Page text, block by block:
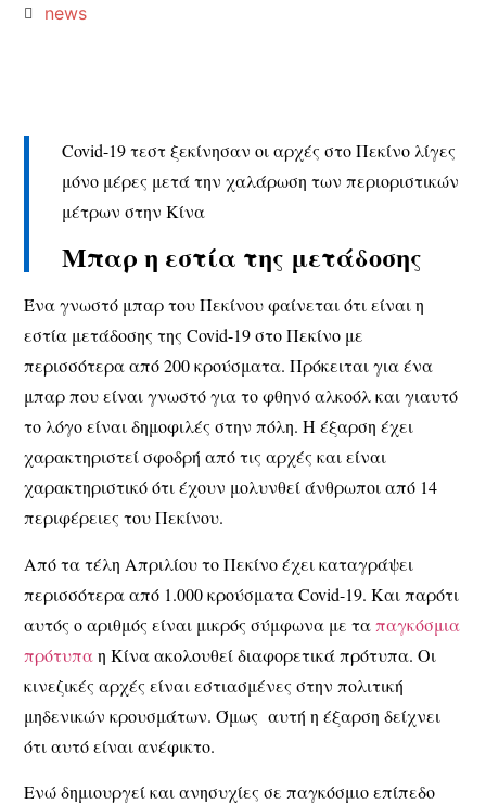
news
Covid-19 τεστ ξεκίνησαν οι αρχές στο Πεκίνο λίγες
μόνο μέρες μετά την χαλάρωση των περιοριστικών
μέτρων στην Κίνα
Μπαρ η εστία της μετάδοσης
Ένα γνωστό μπαρ του Πεκίνου φαίνεται ότι είναι η
εστία μετάδοσης της Covid-19 στο Πεκίνο με
περισσότερα από 200 κρούσματα. Πρόκειται για ένα
μπαρ που είναι γνωστό για το φθηνό αλκοόλ και γιαυτό
το λόγο είναι δημοφιλές στην πόλη. Η έξαρση έχει
χαρακτηριστεί σφοδρή από τις αρχές και είναι
χαρακτηριστικό ότι έχουν μολυνθεί άνθρωποι από 14
περιφέρειες του Πεκίνου.
Από τα τέλη Απριλίου το Πεκίνο έχει καταγράψει
περισσότερα από 1.000 κρούσματα Covid-19. Και παρότι
αυτός ο αριθμός είναι μικρός σύμφωνα με ταπαγκόσμια
πρότυπαη Κίνα ακολουθεί διαφορετικά πρότυπα. Οι
κινεζικές αρχές είναι εστιασμένες στην πολιτική
μηδενικών κρουσμάτων. Όμως αυτή η έξαρση δείχνει
ότι αυτό είναι ανέφικτο.
Ενώ δημιουργεί και ανησυχίες σε παγκόσμιο επίπεδο